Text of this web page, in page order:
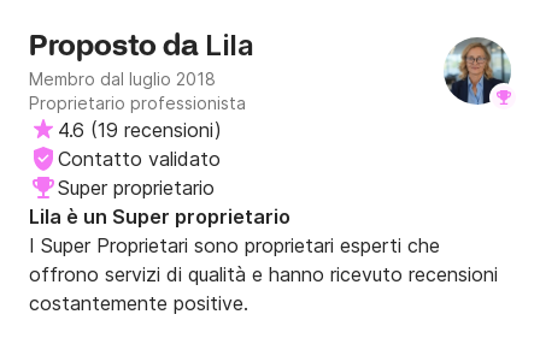
Proposto da Lila
Membro dal luglio 2018
Proprietario professionista
4.6 (19 recensioni)
Contatto validato
Super proprietario
Lila è un Super proprietario
I Super Proprietari sono proprietari esperti che
offrono servizi di qualità e hanno ricevuto recensioni
costantemente positive.